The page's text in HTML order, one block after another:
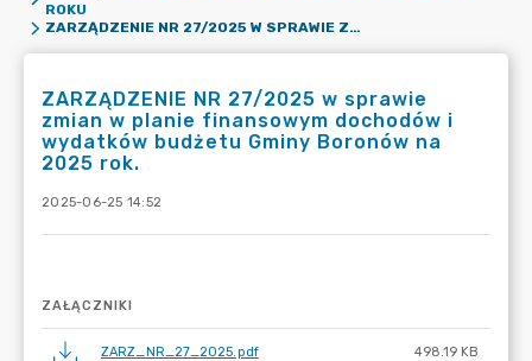
ROKU
ZARZĄDZENIE NR 27/2025 W SPRAWIE ZMIAN W PLANIE FINANSOWYM DOCHODÓW I WYDATKÓW BUDŻETU GMINY BORONÓW NA 2025 ROK.
ZARZĄDZENIE NR 27/2025 w sprawie
zmian w planie finansowym dochodów i
wydatków budżetu Gminy Boronów na
2025 rok.
2025-06-25 14:52
ZAŁĄCZNIKI
ZARZ_NR_27_2025.pdf 498.19 KB